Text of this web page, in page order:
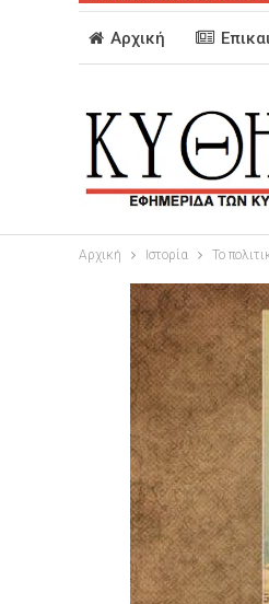
Αρχική
Αρχική Ιστορία Το